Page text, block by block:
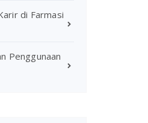
di Farmasi
Penggunaan